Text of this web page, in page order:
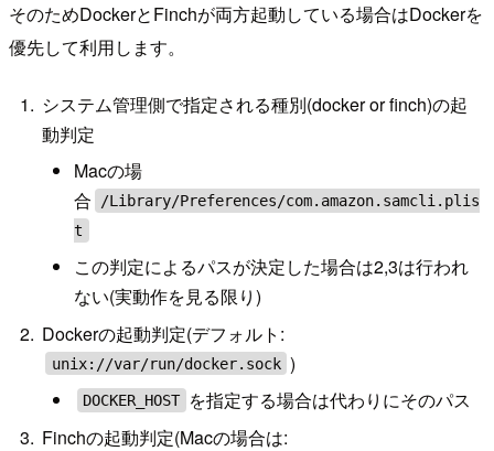
そのためDockerとFinchが両方起動している場合はDockerを
優先して利用します。
システム管理側で指定される種別(docker or finch)の起
動判定
Macの場
合
/Library/Preferences/com.amazon.samcli.plis
t
この判定によるパスが決定した場合は2,3は行われ
ない(実動作を見る限り)
Dockerの起動判定(デフォルト:
unix://var/run/docker.sock )
DOCKER_HOST
を指定する場合は代わりにそのパス
Finchの起動判定(Macの場合は: